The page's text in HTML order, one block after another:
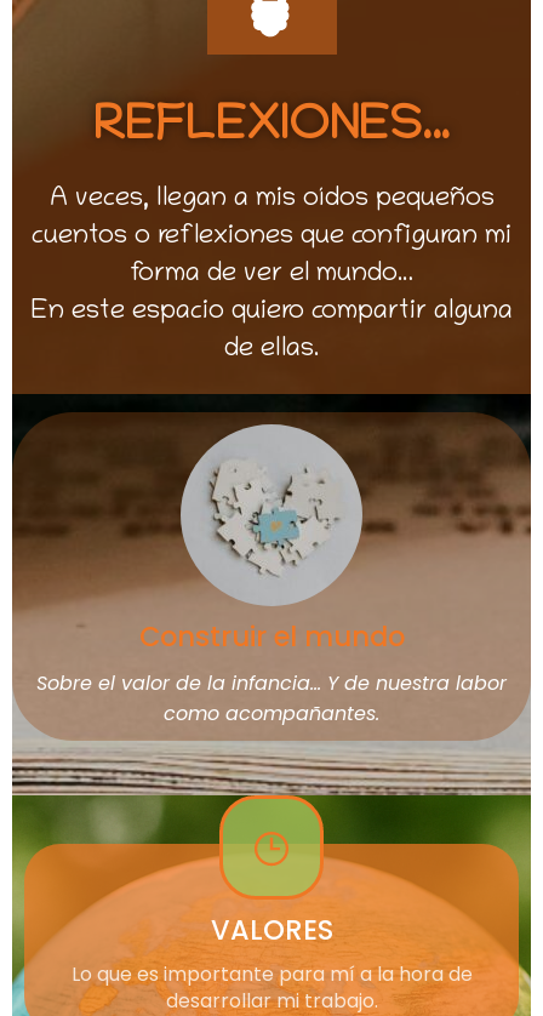
REFLEXIONES…
A veces, llegan a mis oídos pequeños
cuentos o reflexiones que configuran mi
forma de ver el mundo…
En este espacio quiero compartir alguna
de ellas.
Construir el mundo
Sobre el valor de la infancia… Y de nuestra labor
como acompañantes.
VALORES
Lo que es importante para mí a la hora de
desarrollar mi trabajo.